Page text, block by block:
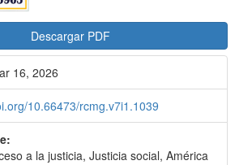
Descargar PDF
16, 2026
10.66473/rcmg.v7i1.1039
a la justicia, Justicia social, América